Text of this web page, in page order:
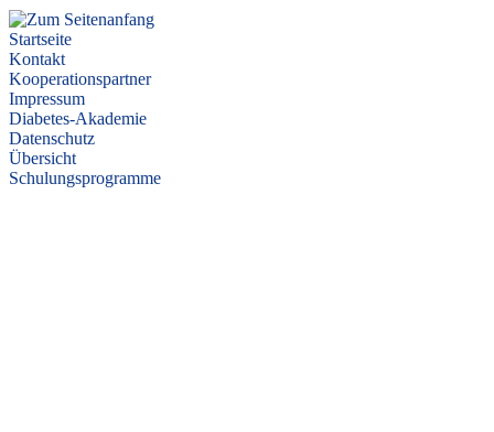
Startseite
Kontakt
Kooperationspartner
Impressum
Diabetes-Akademie
Datenschutz
Übersicht
Schulungsprogramme